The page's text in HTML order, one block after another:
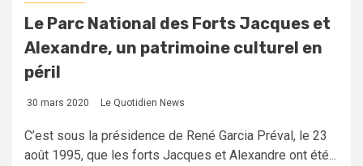
Le Parc National des Forts Jacques et
Alexandre, un patrimoine culturel en
péril
30 mars 2020 Le Quotidien News
C’est sous la présidence de René Garcia Préval, le 23
août 1995, que les forts Jacques et Alexandre ont été...